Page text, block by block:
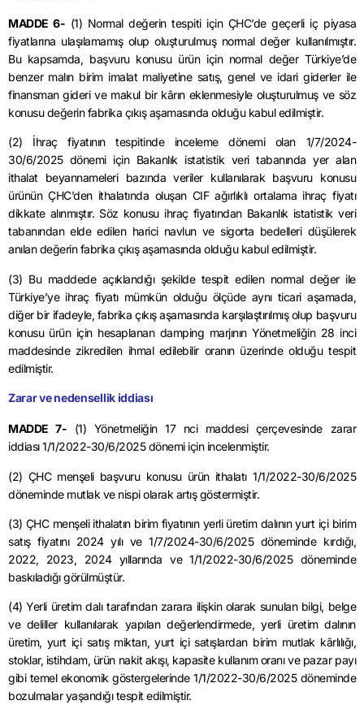
MADDE 6- (1) Normal değerin tespiti için ÇHC’de geçerli iç piyasa
fiyatlarına ulaşılamamış olup oluşturulmuş normal değer kullanılmıştır.
Bu kapsamda, başvuru konusu ürün için normal değer Türkiye’de
benzer malın birim imalat maliyetine satış, genel ve idari giderler ile
finansman gideri ve makul bir kârın eklenmesiyle oluşturulmuş ve söz
konusu değerin fabrika çıkış aşamasında olduğu kabul edilmiştir.
(2) İhraç fiyatının tespitinde inceleme dönemi olan 1/7/2024-
30/6/2025 dönemi için Bakanlık istatistik veri tabanında yer alan
ithalat beyannameleri bazında veriler kullanılarak başvuru konusu
ürünün ÇHC’den ithalatında oluşan CIF ağırlıklı ortalama ihraç fiyatı
dikkate alınmıştır. Söz konusu ihraç fiyatından Bakanlık istatistik veri
tabanından elde edilen harici navlun ve sigorta bedelleri düşülerek
anılan değerin fabrika çıkış aşamasında olduğu kabul edilmiştir.
(3) Bu maddede açıklandığı şekilde tespit edilen normal değer ile
Türkiye’ye ihraç fiyatı mümkün olduğu ölçüde aynı ticari aşamada,
diğer bir ifadeyle, fabrika çıkış aşamasında karşılaştırılmış olup başvuru
konusu ürün için hesaplanan damping marjının Yönetmeliğin 28 inci
maddesinde zikredilen ihmal edilebilir oranın üzerinde olduğu tespit
edilmiştir.
Zarar ve nedensellik iddiası
MADDE 7- (1) Yönetmeliğin 17 nci maddesi çerçevesinde zarar
iddiası1/1/2022-30/6/2025 dönemi için incelenmiştir.
(2) ÇHC menşeli başvuru konusu ürün ithalatı 1/1/2022-30/6/2025
döneminde mutlak ve nispi olarak artış göstermiştir.
(3) ÇHC menşeli ithalatın birim fiyatının yerli üretim dalının yurt içi birim
satış fiyatını 2024 yılı ve1/7/2024-30/6/2025 döneminde kırdığı,
2022, 2023, 2024 yıllarında ve 1/1/2022-30/6/2025 döneminde
baskıladığı görülmüştür.
(4) Yerli üretim dalı tarafından zarara ilişkin olarak sunulan bilgi, belge
ve deliller kullanılarak yapılan değerlendirmede, yerli üretim dalının
üretim, yurt içi satış miktarı, yurt içi satışlardan birim mutlak kârlılığı,
stoklar, istihdam, ürün nakit akışı, kapasite kullanım oranı ve pazar payı
gibi temel ekonomik göstergelerinde 1/1/2022-30/6/2025 döneminde
bozulmalar yaşandığı tespit edilmiştir.